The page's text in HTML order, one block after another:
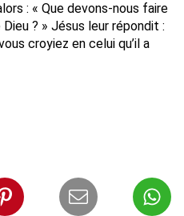
: « Que devons-nous faire
? » Jésus leur répondit :
croyiez en celui qu’il a